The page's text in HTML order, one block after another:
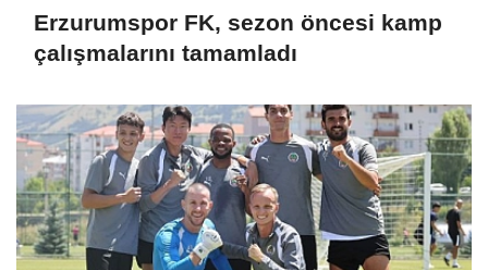
Erzurumspor FK, sezon öncesi kamp
çalışmalarını tamamladı